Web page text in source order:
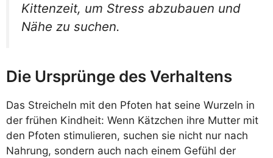
Kittenzeit, um Stress abzubauen und
Nähe zu suchen.
Die Ursprünge des Verhaltens
Das Streicheln mit den Pfoten hat seine Wurzeln in
der frühen Kindheit: Wenn Kätzchen ihre Mutter mit
den Pfoten stimulieren, suchen sie nicht nur nach
Nahrung, sondern auch nach einem Gefühl der